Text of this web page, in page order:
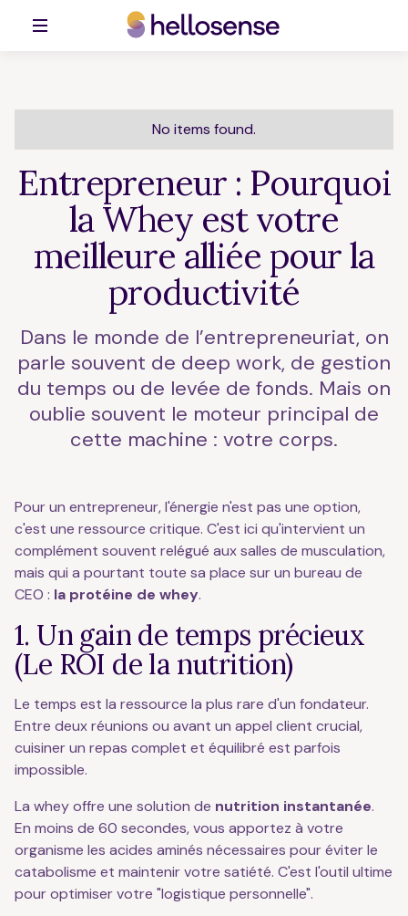
No items found.
Entrepreneur : Pourquoi
la Whey est votre
meilleure alliée pour la
productivité
Dans le monde de l’entrepreneuriat, on
parle souvent de deep work, de gestion
du temps ou de levée de fonds. Mais on
oublie souvent le moteur principal de
cette machine : votre corps.
Pour un entrepreneur, l'énergie n'est pas une option,
c'est une ressource critique. C'est ici qu'intervient un
complément souvent relégué aux salles de musculation,
mais qui a pourtant toute sa place sur un bureau de
CEO : la protéine de whey.
1. Un gain de temps précieux
(Le ROI de la nutrition)
Le temps est la ressource la plus rare d'un fondateur.
Entre deux réunions ou avant un appel client crucial,
cuisiner un repas complet et équilibré est parfois
impossible.
La whey offre une solution de nutrition instantanée.
En moins de 60 secondes, vous apportez à votre
organisme les acides aminés nécessaires pour éviter le
catabolisme et maintenir votre satiété. C'est l'outil ultime
pour optimiser votre "logistique personnelle".